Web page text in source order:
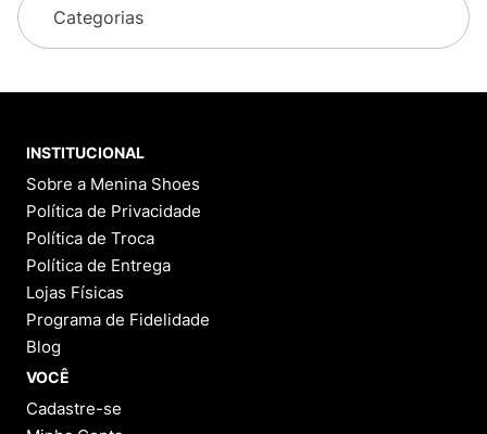
Categorias
INSTITUCIONAL
Sobre a Menina Shoes
Política de Privacidade
Política de Troca
Política de Entrega
Lojas Físicas
Programa de Fidelidade
Blog
VOCÊ
Cadastre-se